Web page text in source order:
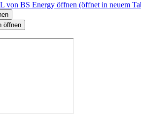
von BS Energy öffnen (öffnet in neuem
öffnen